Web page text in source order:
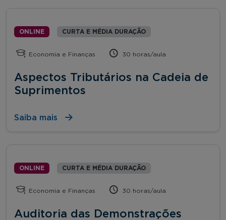
ONLINE CURTA E MÉDIA DURAÇÃO
Economia e Finanças 30 horas/aula
Aspectos Tributários na Cadeia de
Suprimentos
Saiba mais
ONLINE CURTA E MÉDIA DURAÇÃO
Economia e Finanças 30 horas/aula
Auditoria das Demonstrações